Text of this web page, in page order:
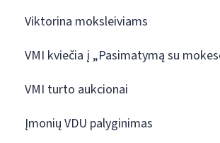
Viktorina moksleiviams
VMI kviečia į „Pasimatymą su
VMI turto aukcionai
Įmonių VDU palyginimas